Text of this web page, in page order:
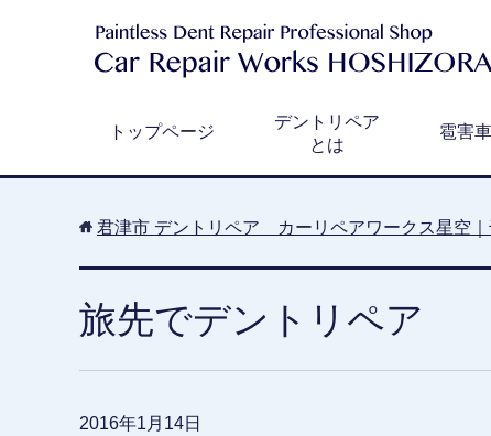
トップページ
デントリペア
とは
雹害
君津市 デントリペア カーリペアワークス星空｜
旅先でデントリペア
2016年1月14日